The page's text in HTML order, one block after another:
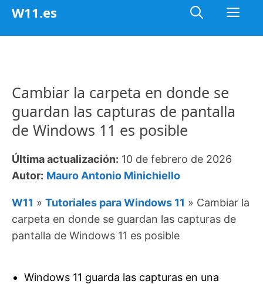
Saltar
W11.es
Cambiar la carpeta en donde se
guardan las capturas de pantalla
de Windows 11 es posible
Última actualización: 10 de febrero de 2026
Autor: Mauro Antonio Minichiello
W11 » Tutoriales para Windows 11 » Cambiar la
carpeta en donde se guardan las capturas de
pantalla de Windows 11 es posible
Windows 11 guarda las capturas en una